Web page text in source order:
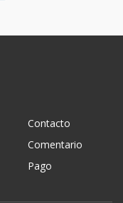
Contacto
Comentario
Pago